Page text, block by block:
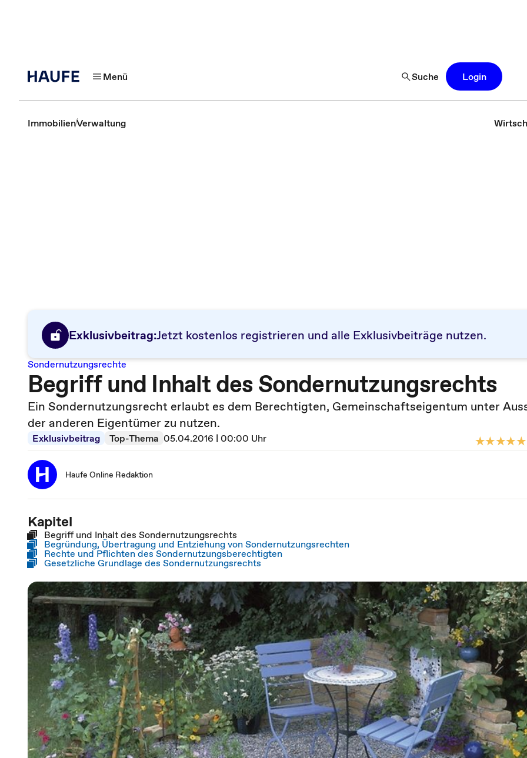
Menü Suche Login
ImmobilienVerwaltung
Exklusivbeitrag:Jetzt kostenlos registrieren und alle Exklusivbeiträge nutzen.
Sondernutzungsrechte
Begriff und Inhalt des Sondernutzungsrechts
Ein Sondernutzungsrecht erlaubt es dem Berechtigten, Gemeinschaftseigentum unter
der anderen Eigentümer zu nutzen.
Exklusivbeitrag Top-Thema 05.04.2016 | 00:00 Uhr
Haufe Online Redaktion
Kapitel
Begriff und Inhalt des Sondernutzungsrechts
Begründung, Übertragung und Entziehung von Sondernutzungsrechten
Rechte und Pflichten des Sondernutzungsberechtigten
Gesetzliche Grundlage des Sondernutzungsrechts